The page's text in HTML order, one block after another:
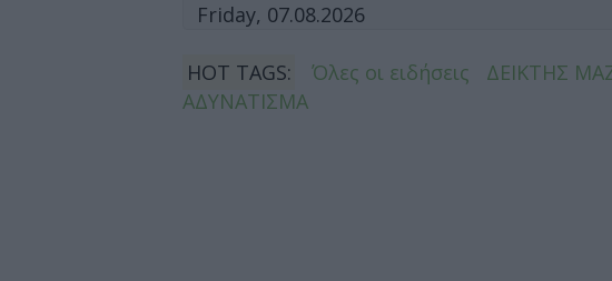
Friday, 07.08.2026
HOT TAGS: Όλες οι ειδήσεις ΔΕΙΚΤΗΣ
ΑΔΥΝΑΤΙΣΜΑ